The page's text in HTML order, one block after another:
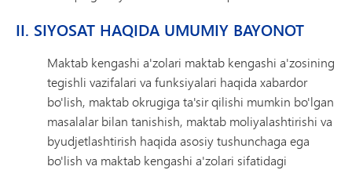
II. SIYOSAT HAQIDA UMUMIY BAYONOT
Maktab kengashi a'zolari maktab kengashi a'zosining
tegishli vazifalari va funksiyalari haqida xabardor
bo'lish, maktab okrugiga ta'sir qilishi mumkin bo'lgan
masalalar bilan tanishish, maktab moliyalashtirishi va
byudjetlashtirish haqida asosiy tushunchaga ega
bo'lish va maktab kengashi a'zolari sifatidagi